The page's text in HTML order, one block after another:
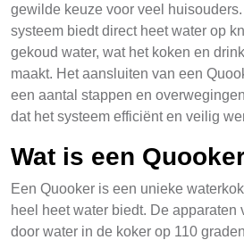
gewilde keuze voor veel
systeem biedt direct heet water op
gekoud water, wat het koken en
maakt. Het aansluiten van een
een aantal stappen en
dat het systeem efficiënt en veilig
Wat is een
Een Quooker is een unieke
heel heet water biedt. De apparaten
door water in de koker op 110